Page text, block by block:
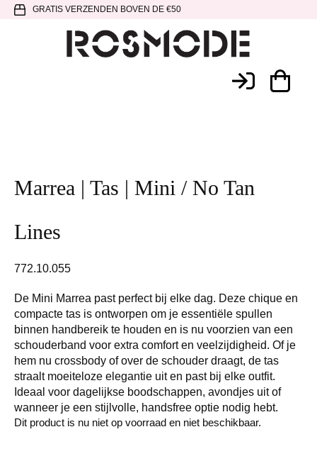
Spring
hoofdnavigatie
Door
SpringGRATIS VERZENDEN BOVEN DE €50
Marrea | Tas | Mini / No Tan
Lines
772.10.055
De Mini Marrea past perfect bij elke dag. Deze chique en
compacte tas is ontworpen om je essentiële spullen
binnen handbereik te houden en is nu voorzien van een
schouderband voor extra comfort en veelzijdigheid. Of je
hem nu crossbody of over de schouder draagt, de tas
straalt moeiteloze elegantie uit en past bij elke outfit.
Ideaal voor dagelijkse boodschappen, avondjes uit of
wanneer je een stijlvolle, handsfree optie nodig hebt.
Dit product is nu niet op voorraad en niet beschikbaar.